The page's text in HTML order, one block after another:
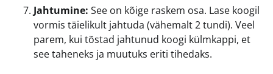
Jahtumine: See on kõige raskem osa. Lase koogil
vormis täielikult jahtuda (vähemalt 2 tundi). Veel
parem, kui tõstad jahtunud koogi külmkappi, et
see taheneks ja muutuks eriti tihedaks.